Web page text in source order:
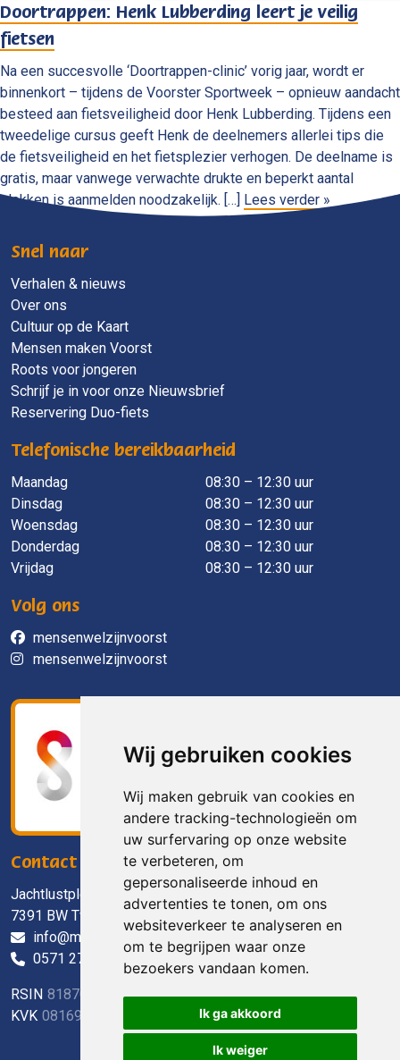
Wij gebruiken cookies
Wij maken gebruik van cookies en
andere tracking-technologieën om
uw surfervaring op onze website
te verbeteren, om
gepersonaliseerde inhoud en
advertenties te tonen, om ons
websiteverkeer te analyseren en
om te begrijpen waar onze
bezoekers vandaan komen.
Ik ga akkoord
Ik weiger
Doortrappen: Henk Lubberding leert je veilig
fietsen
Na een succesvolle ‘Doortrappen-clinic’ vorig jaar, wordt er
binnenkort – tijdens de Voorster Sportweek – opnieuw aandacht
besteed aan fietsveiligheid door Henk Lubberding. Tijdens een
tweedelige cursus geeft Henk de deelnemers allerlei tips die
de fietsveiligheid en het fietsplezier verhogen. De deelname is
gratis, maar vanwege verwachte drukte en beperkt aantal
plekken is aanmelden noodzakelijk. […] Lees verder »
Snel naar
Verhalen & nieuws
Over ons
Cultuur op de Kaart
Mensen maken Voorst
Roots voor jongeren
Schrijf je in voor onze Nieuwsbrief
Reservering Duo-fiets
Telefonische bereikbaarheid
Maandag
​ 08:30 – 12:30 uur
Dinsdag
08:30 – 12:30 uur
Woensdag
08:30 – 12:30 uur
Donderdag
08:30 – 12:30 uur
Vrijdag
08:30 – 12:30 uur
Volg ons
mensenwelzijnvoorst
mensenwelzijnvoorst
Contact
Jachtlustplein 11
7391 BW Twello
info@mensenwelzijn.nl
0571 27 90 90
RSIN 818703088
KVK 08169738